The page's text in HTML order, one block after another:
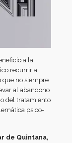
a la
recurrir a
que no siempre
al abandono
del tratamiento
psico-
de Quintana,